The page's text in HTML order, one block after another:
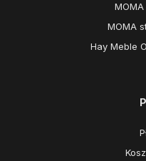
MOMA
Hay Meble